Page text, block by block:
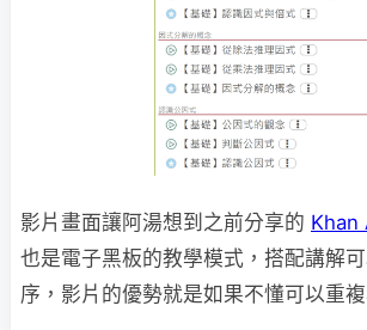
影片畫面讓阿湯想到之前分享的 Khan
也是電子黑板的教學模式，搭配講解
序，影片的優勢就是如果不懂可以重複